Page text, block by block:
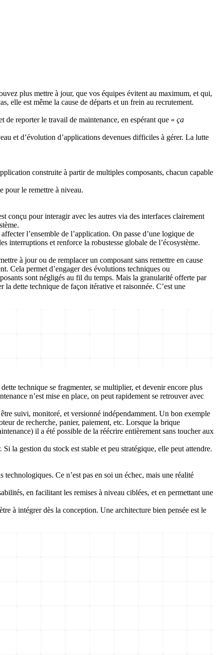
plus mettre à jour, que vos équipes évitent au maximum, et qui,
elle est même la cause de départs et un frein au recrutement.
reporter le travail de maintenance, en espérant que « ça
et d’évolution d’applications devenues difficiles à gérer. La lutte
construite à partir de multiples composants, chacun capable
pour le remettre à niveau.
conçu pour interagir avec les autres via des interfaces clairement
l’ensemble de l’application. On passe d’une logique de
interruptions et renforce la robustesse globale de l’écosystème.
à jour ou de remplacer un composant sans remettre en cause
Cela permet d’engager des évolutions techniques ou
sont négligés au fil du temps. Mais la granularité offerte par
dette technique de façon itérative et raisonnée. C’est une
technique se fragmenter, se multiplier, et devenir encore plus
n’est mise en place, on peut rapidement se retrouver avec
suivi, monitoré, et versionné indépendamment. Un bon exemple
de recherche, panier, paiement, etc. Lorsque la brique
il a été possible de la réécrire entièrement sans toucher aux
la gestion du stock est stable et peu stratégique, elle peut attendre.
Ce n’est pas en soi un échec, mais une réalité
en facilitant les remises à niveau ciblées, et en permettant une
à intégrer dès la conception. Une architecture bien pensée est le